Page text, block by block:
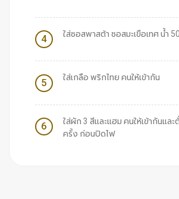
4 ใส่ซอสพาสต้า ซอสมะเขือเทศ น้ำ
5 ใส่เกลือ พริกไทย คนให้เข้ากัน
6
ใส่ผัก 3 สีและแฮม คนให้เข้ากันแล
ครั้ง ก่อนปิดไฟ